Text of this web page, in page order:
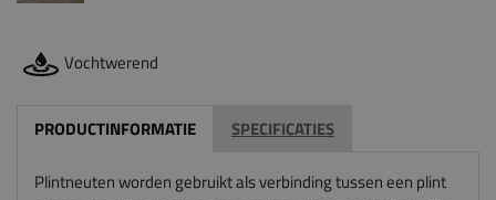
en een deurlijst, als deze niet goed op elkaar aansluiten. Dit
profielen niet goed op elkaar aansluiten. Een plintneut lost dit